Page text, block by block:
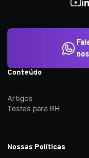
Conteúdo
Artigos
Testes para RH
Nossas Políticas